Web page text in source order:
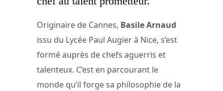
Originaire de Cannes, Basile Arnaud
issu du Lycée Paul Augier à Nice, s’est
formé auprès de chefs aguerris et
talenteux. C’est en parcourant le
monde qu’il forge sa philosophie de la